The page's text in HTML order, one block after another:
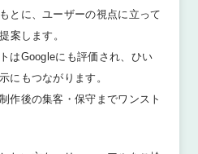
とに、ユーザーの視点に立って
案します。
はGoogleにも評価され、ひい
にもつながります。
作後の集客・保守までワンスト